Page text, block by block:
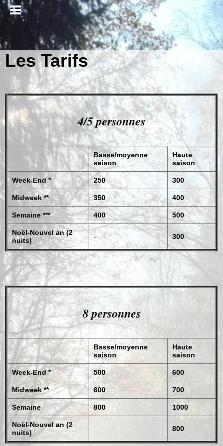
Les Tarifs
4/5 personnes
Basse/moyenne
saison
Haute
saison
Week-End * 250 300
Midweek ** 350 400
Semaine *** 400 500
Noël-Nouvel an (2
nuits)
- 300
8 personnes
Basse/moyenne
saison
Haute
saison
Week-End * 500 600
Midweek ** 600 700
Semaine 800 1000
Noël-Nouvel an (2
nuits)
800